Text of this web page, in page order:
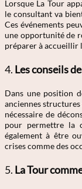
Lorsque La Tour
le consultant va
Ces événements
une opportunité de
préparer à accueillir
4. Les conseils
Dans une position
anciennes
nécessaire de
pour permettre la
également à être
crises comme des
5. La Tour